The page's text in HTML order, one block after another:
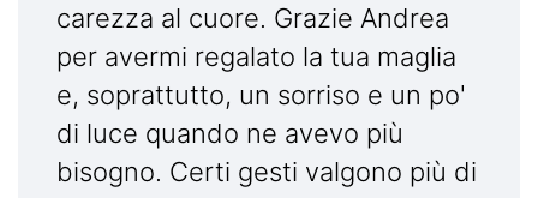
carezza al cuore. Grazie Andrea
per avermi regalato la tua maglia
e, soprattutto, un sorriso e un po'
di luce quando ne avevo più
bisogno. Certi gesti valgono più di